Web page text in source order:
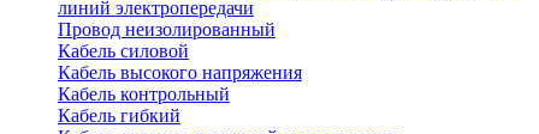
линий электропередачи
Провод неизолированный
Кабель силовой
Кабель высокого напряжения
Кабель контрольный
Кабель гибкий